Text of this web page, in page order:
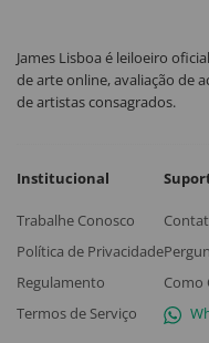
James Lisboa é leiloeiro
de arte online, avaliação de
de artistas consagrados.
Institucional
Trabalhe Conosco
Política de Privacidade
Regulamento
Termos de Serviço
Como